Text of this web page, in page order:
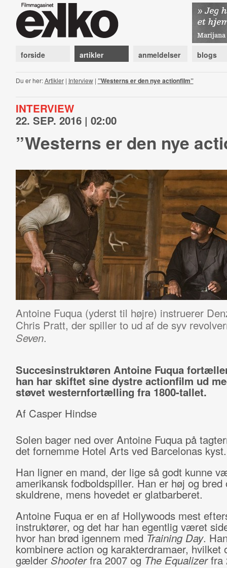
forside artikler anmeldelser blogs
Du er her:Artikler| Interview| ”Westerns er den nye actionfilm”
INTERVIEW
22. SEP. 2016 | 02:00
”Westerns er den nye
Antoine Fuqua (yderst til højre) instruerer
Chris Pratt, der spiller to ud af de syv
Seven.
Succesinstruktøren Antoine Fuqua
han har skiftet sine dystre actionfilm ud
støvet westernfortælling fra 1800-tallet.
Af Casper Hindse
Solen bager ned over Antoine Fuqua på
det fornemme Hotel Arts ved Barcelonas kyst.
Han ligner en mand, der lige så godt kunne
amerikansk fodboldspiller. Han er høj og bred
skuldrene, mens hovedet er glatbarberet.
Antoine Fuqua er en af Hollywoods mest
instruktører, og det har han egentlig været
hvor han brød igennem med Training Day.
kombinere action og karakterdramaer, hvilket
gælder Shooterfra 2007 og The Equalizerfra